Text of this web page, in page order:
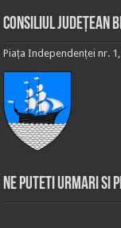
Consiliul Județean
Piața Independenței nr.
Ne puteti urmari si